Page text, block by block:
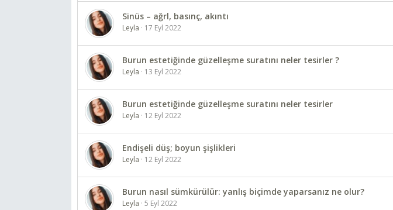
Sinüs – ağrl, basınç, akıntı
Leyla 17 Eyl 2022
Burun estetiğinde güzelleşme suratını neler tesirler ?
Leyla 13 Eyl 2022
Burun estetiğinde güzelleşme suratını neler tesirler
Leyla 12 Eyl 2022
Endişeli düş; boyun şişlikleri
Leyla 12 Eyl 2022
Burun nasıl sümkürülür: yanlış biçimde yaparsanız ne olur?
Leyla 5 Eyl 2022